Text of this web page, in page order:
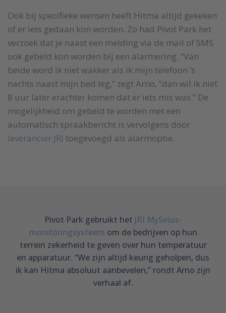
Ook bij specifieke wensen heeft Hitma altijd gekeken
of er iets gedaan kon worden. Zo had Pivot Park het
verzoek dat je naast een melding via de mail of SMS
ook gebeld kon worden bij een alarmering. “Van
beide word ik niet wakker als ik mijn telefoon ’s
nachts naast mijn bed leg,” zegt Arno, “dan wil ik niet
8 uur later erachter komen dat er iets mis was.” De
mogelijkheid om gebeld te worden met een
automatisch spraakbericht is vervolgens door
leverancier JRI toegevoegd als alarmoptie.
Pivot Park gebruikt het JRI MySirius-
monitoringsysteem om de bedrijven op hun
terrein zekerheid te geven over hun temperatuur
en apparatuur. “We zijn altijd keurig geholpen, dus
ik kan Hitma absoluut aanbevelen,” rondt Arno zijn
verhaal af.